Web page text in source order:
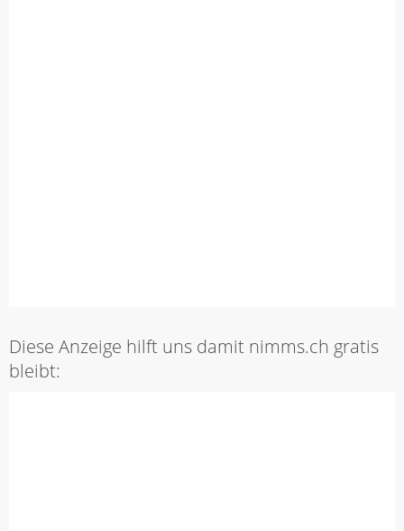
Diese Anzeige hilft uns damit nimms.ch gratis
bleibt: